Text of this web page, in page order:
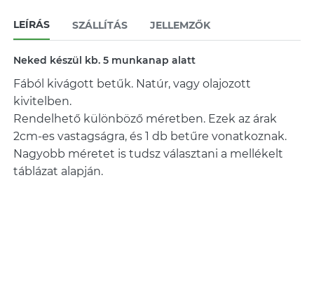
LEÍRÁS SZÁLLÍTÁS JELLEMZŐK
Neked készül kb. 5 munkanap alatt
Fából kivágott betűk. Natúr, vagy olajozott
kivitelben.
Rendelhető különböző méretben. Ezek az árak
2cm-es vastagságra, és 1 db betűre vonatkoznak.
Nagyobb méretet is tudsz választani a mellékelt
táblázat alapján.